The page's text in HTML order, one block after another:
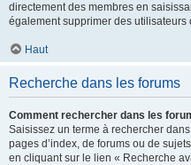
directement des membres en
également supprimer des
Haut
Recherche dans les forums
Comment rechercher dans les
Saisissez un terme à rechercher
pages d’index, de forums ou de
en cliquant sur le lien « Recherche